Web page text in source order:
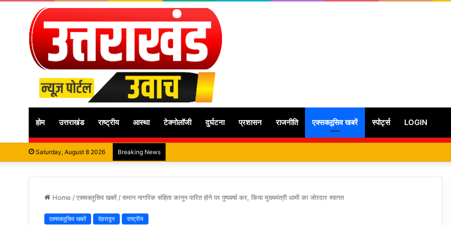
होम उत्तराखंड राष्ट्रीय आस्था टेक्नोलॉजी दुर्घटना प्रशासन राजनीति एक्सक्लूसिव खबरें स्पोर्ट्स LOGIN
Saturday, August 8 2026 Breaking News
Home /एक्सक्लूसिव खबरें /समान नागरिक संहिता कानून पारित होने पर पुष्पवर्षा कर, किया मुख्यमंत्री धामी का जोरदार स्वागत
एक्सक्लूसिव खबरें देहरादून राष्ट्रीय